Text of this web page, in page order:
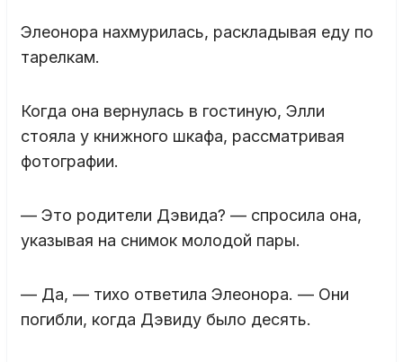
Элеонора нахмурилась, раскладывая еду по
тарелкам.
Когда она вернулась в гостиную, Элли
стояла у книжного шкафа, рассматривая
фотографии.
— Это родители Дэвида? — спросила она,
указывая на снимок молодой пары.
— Да, — тихо ответила Элеонора. — Они
погибли, когда Дэвиду было десять.